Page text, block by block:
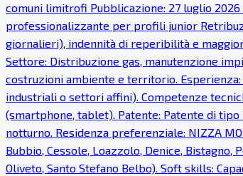
comuni limitrofi Pubblicazione: 27 luglio
professionalizzante per profili junior
giornalieri), indennità di reperibilità e
Settore: Distribuzione gas, manutenzione
costruzioni ambiente e territorio.
industriali o settori affini). Competenze
(smartphone, tablet). Patente: Patente di
notturno. Residenza preferenziale: NIZZA
Bubbio, Cessole, Loazzolo, Denice, Bistagno,
Oliveto, Santo Stefano Belbo). Soft skills: